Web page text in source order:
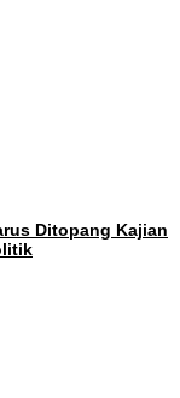
Ditopang Kajian